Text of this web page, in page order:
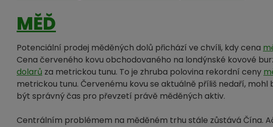
MĚĎ
Potenciální prodej měděných dolů přichází ve chvíli, kdy cena
Cena červeného kovu obchodovaného na londýnské kovové
dolarů za metrickou tunu. To je zhruba polovina rekordní ceny
metrickou tunu. Červenému kovu se aktuálně příliš nedaří,
být správný čas pro převzetí právě měděných aktiv.
Centrálním problémem na měděném trhu stále zůstává Čína.